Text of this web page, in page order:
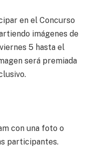
en el Concurso
imágenes de
5 hasta el
será premiada
con una foto o
participantes.